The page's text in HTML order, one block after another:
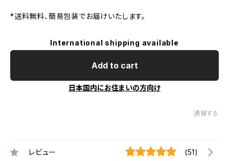
*送料無料、簡易包装でお届けいたします。
International shipping available
Add to cart
日本国内にお住まいの方向け
通報する
レビュー (51)